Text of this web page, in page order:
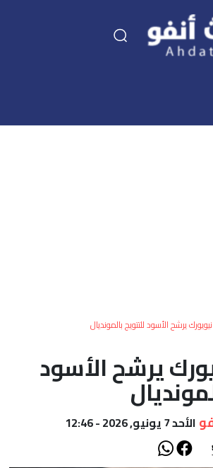
اقتصاد
العالم
أعمدة
الصحراء
يرشح الأسود للتتويج بالمونديال
يرشح الأسود
الأحد 7 يونيو, 2026 - 12:46